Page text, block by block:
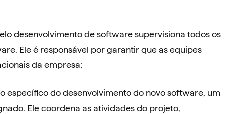
desenvolvimento de software supervisiona todos os
Ele é responsável por garantir que as equipes
da empresa;
específico do desenvolvimento do novo software, um
Ele coordena as atividades do projeto,